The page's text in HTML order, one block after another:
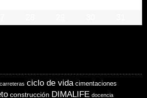
carreteras ciclo de vida cimentaciones
construcción DIMALIFE docencia